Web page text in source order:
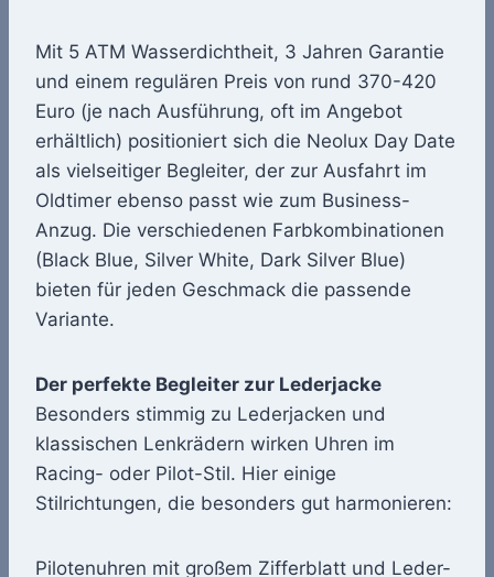
Mit 5 ATM Wasserdichtheit, 3 Jahren Garantie
und einem regulären Preis von rund 370-420
Euro (je nach Ausführung, oft im Angebot
erhältlich) positioniert sich die Neolux Day Date
als vielseitiger Begleiter, der zur Ausfahrt im
Oldtimer ebenso passt wie zum Business-
Anzug. Die verschiedenen Farbkombinationen
(Black Blue, Silver White, Dark Silver Blue)
bieten für jeden Geschmack die passende
Variante.
Der perfekte Begleiter zur Lederjacke
Besonders stimmig zu Lederjacken und
klassischen Lenkrädern wirken Uhren im
Racing- oder Pilot-Stil. Hier einige
Stilrichtungen, die besonders gut harmonieren:
Pilotenuhren mit großem Zifferblatt und Leder-